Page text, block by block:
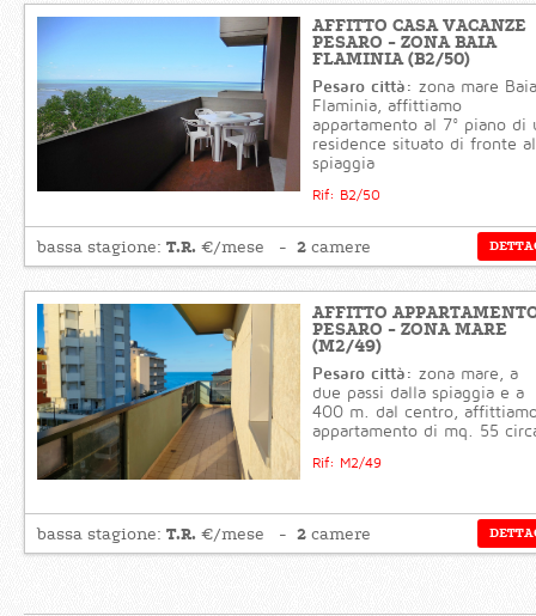
AFFITTO CASA VACANZE
PESARO - ZONA BAIA
FLAMINIA (B2/50)
Pesaro città: zona mare Baia
Flaminia, affittiamo
appartamento al 7° piano di
residence situato di fronte
spiaggia
Rif: B2/50
bassa stagione: T.R. €/mese 2 camere
AFFITTO
PESARO - ZONA MARE
(M2/49)
Pesaro città: zona mare, a
due passi dalla spiaggia e a
400 m. dal centro,
appartamento di mq. 55
Rif: M2/49
bassa stagione: T.R. €/mese 2 camere